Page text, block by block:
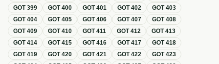
GOT399 GOT400 GOT401 GOT402 GOT403
GOT404 GOT405 GOT406 GOT407 GOT408
GOT409 GOT410 GOT411 GOT412 GOT413
GOT414 GOT415 GOT416 GOT417 GOT418
GOT419 GOT420 GOT421 GOT422 GOT423